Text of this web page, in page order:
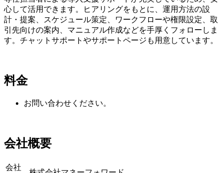
心して活用できます。ヒアリングをもとに、運用方法の設
計・提案、スケジュール策定、ワークフローや権限設定、取
引先向けの案内、マニュアル作成などを手厚くフォローしま
す。チャットサポートやサポートページも用意しています。
料金
お問い合わせください。
会社概要
会社